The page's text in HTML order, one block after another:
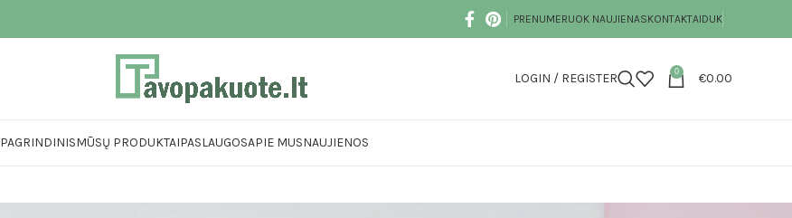
PRENUMERUOK NAUJIENASKONTAKTAIDUK
LOGIN / REGISTER 0 €0.00
PAGRINDINISMŪSŲ PRODUKTAIPASLAUGOSAPIE MUSNAUJIENOS